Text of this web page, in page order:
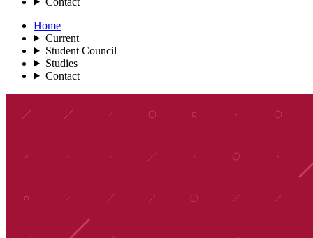
Home
Current
Student Council
Studies
Contact